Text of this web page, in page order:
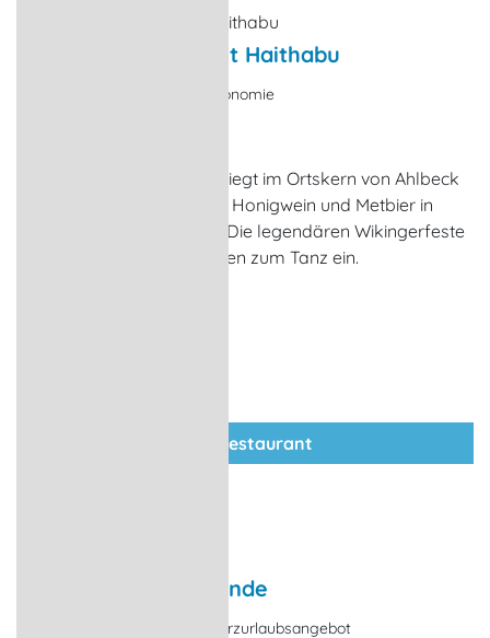
Wikinger-Restaurant Haithabu
Restaurant, Erlebnisgastronomie
Das Wikinger-Restaurant liegt im Ortskern von Ahlbeck
und bietet deftige Speisen, Honigwein und Metbier in
einem schönen Ambiente. Die legendären Wikingerfeste
mit Helm und Hörnern laden zum Tanz ein.
zum Restaurant
Schlemmerwochenende
Kulinarisches Angebot, Kurzurlaubsangebot